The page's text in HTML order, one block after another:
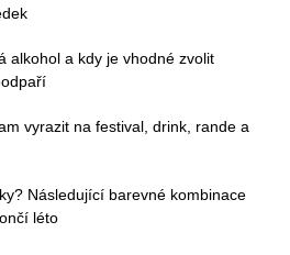
alkohol a kdy je vhodné zvolit
vyrazit na festival, drink, rande a
Následující barevné kombinace
léto